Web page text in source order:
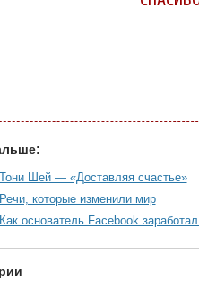
Тони Шей — «Доставляя счастье»
Речи, которые изменили мир
Как основатель Facebook